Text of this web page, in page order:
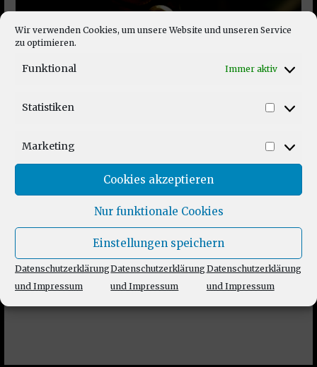
Wir verwenden Cookies, um unsere Website und unseren Service
zu optimieren.
Funktional Immer aktiv
Statistiken
Marketing
Cookies akzeptieren
Nur funktionale Cookies
Einstellungen speichern
Datenschutzerklärung
und Impressum
Datenschutzerklärung
und Impressum
Datenschutzerklärung
und Impressum